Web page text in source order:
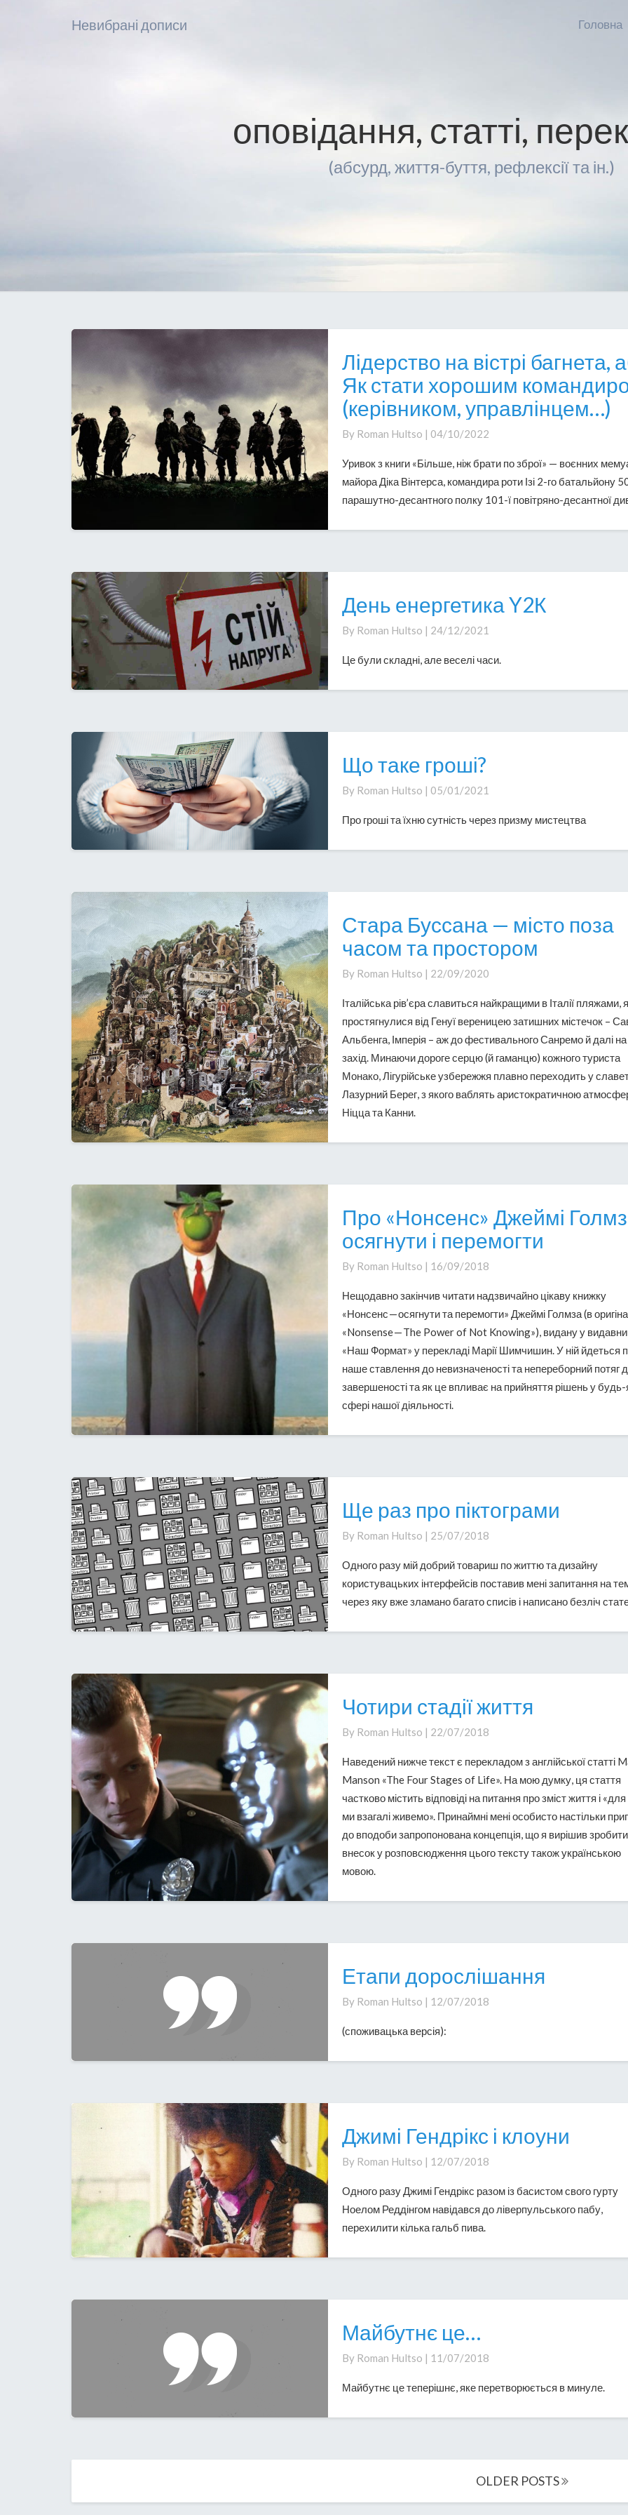
Невибрані дописи Головна
оповідання, статті,
(абсурд, життя-буття, рефлексії та ін.)
Лідерство
на
вістрі
багнета,
або
стати
хорошим
командиром
управлінцем…)
Лідерство на вістрі багнета,
Як стати хорошим
(керівником, управлінцем…)
By Roman Hultso | 04/10/2022
Уривок з книги «Більше, ніж брати по зброї» — воєнних
майора Діка Вінтерса, командира роти Ізі 2-го батальйону
парашутно-десантного полку 101-ї повітряно-десантної
День
енергетика
Y2К
День енергетика Y2К
By Roman Hultso | 24/12/2021
Це були складні, але веселі часи.
Що
таке
гроші?
Що таке гроші?
By Roman Hultso | 05/01/2021
Про гроші та їхню сутність через призму мистецтва
Стара
Буссана
—
місто
часом
та
простором
Стара Буссана — місто поза
часом та простором
By Roman Hultso | 22/09/2020
Італійська рів’єра славиться найкращими в Італії пляжами,
простягнулися від Генуї вереницею затишних містечок –
Альбенга, Імперія – аж до фестивального Санремо й далі на
захід. Минаючи дороге серцю (й гаманцю) кожного туриста
Монако, Лігурійське узбережжя плавно переходить у
Лазурний Берег, з якого ваблять аристократичною
Ніцца та Канни.
Про
«Нонсенс»
Джеймі
Голмза:
і
перемогти
Про «Нонсенс» Джеймі
осягнути і перемогти
By Roman Hultso | 16/09/2018
Нещодавно закінчив читати надзвичайно цікаву книжку
«Нонсенс — осягнути та перемогти» Джеймі Голмза (в
«Nonsense — The Power of Not Knowing»), видану у
«Наш Формат» у перекладі Марії Шимчишин. У ній йдеться
наше ставлення до невизначеності та непереборний потяг
завершеності та як це впливає на прийняття рішень у будь-
сфері нашої діяльності.
Ще
раз
про
піктограми
Ще раз про піктограми
By Roman Hultso | 25/07/2018
Одного разу мій добрий товариш по життю та дизайну
користувацьких інтерфейсів поставив мені запитання на
через яку вже зламано багато списів і написано безліч
Чотири
життя
Чотири стадії життя
By Roman Hultso | 22/07/2018
Наведений нижче текст є перекладом з англійської статті
Manson «The Four Stages of Life». На мою думку, ця стаття
частково містить відповіді на питання про зміст життя і «для
ми взагалі живемо». Принаймні мені особисто настільки
до вподоби запропонована концепція, що я вирішив зробити
внесок у розповсюдження цього тексту також українською
мовою.
Етапи
дорослішання
Етапи дорослішання
By Roman Hultso | 12/07/2018
(споживацька версія):
Джимі
Гендрікс
і
клоуни
Джимі Гендрікс і клоуни
By Roman Hultso | 12/07/2018
Одного разу Джимі Гендрікс разом із басистом свого гурту
Ноелом Реддінгом навідався до ліверпульського пабу,
перехилити кілька гальб пива.
Майбутнє
Майбутнє це…
By Roman Hultso | 11/07/2018
Майбутнє це теперішнє, яке перетворюється в минуле.
OLDER POSTS